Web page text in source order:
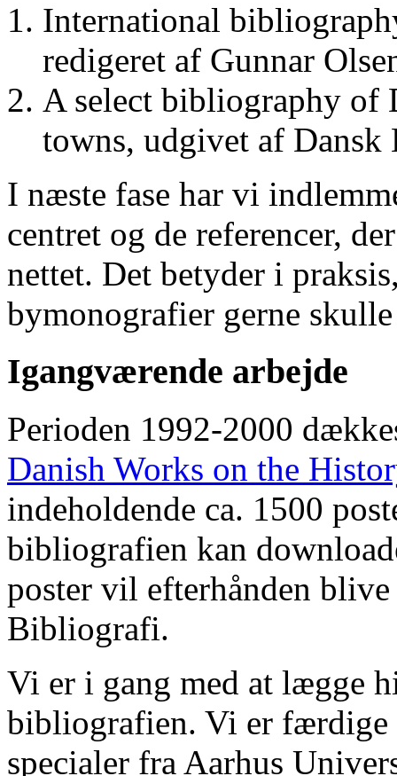
International
redigeret af Gunnar
A select bibliography of
towns, udgivet af
I næste fase har vi
centret og de referencer,
nettet. Det betyder i
bymonografier gerne
Igangværende arbejde
Perioden 1992-2000
Danish Works on the
indeholdende ca. 1500
bibliografien kan
poster vil efterhånden
Bibliografi.
Vi er i gang med at lægge
bibliografien. Vi er færdige
specialer fra Aarhus